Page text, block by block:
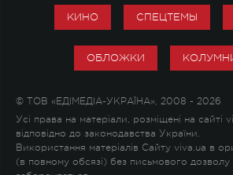
КИНО СПЕЦТЕМЫ
ОБЛОЖКИ
© ТОВ «ЕДІМЕДІА-УКРАЇНА», 2008 - 2026
Усі права на матеріали, розміщені на сайті
відповідно до законодавства України.
Використання матеріалів Сайту viva.ua в
(в повному обсязі) без письмового дозволу